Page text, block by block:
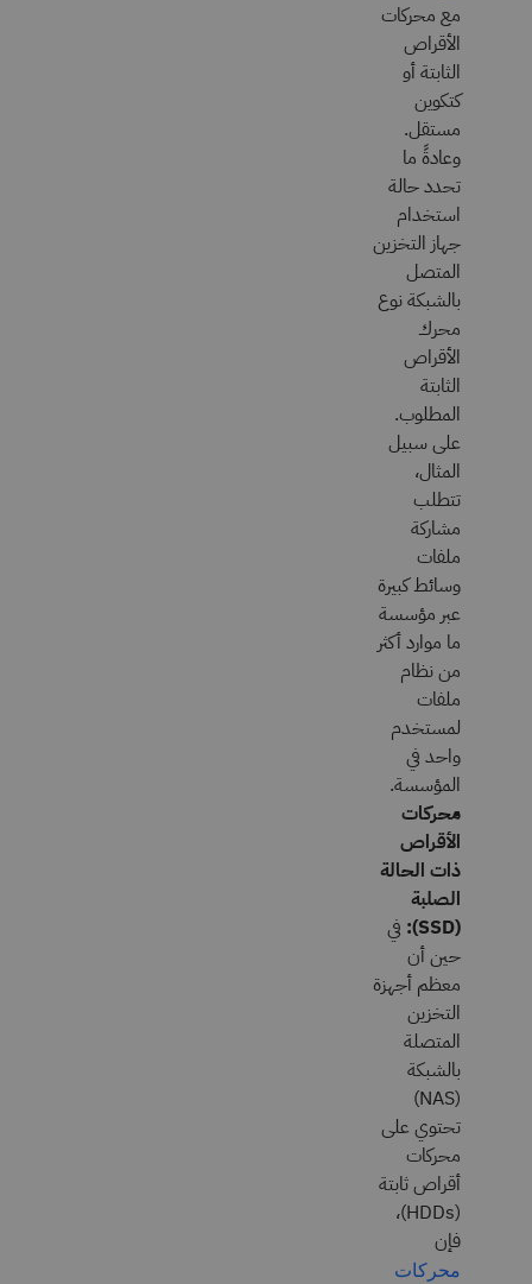
مع محركات
الأقراص
الثابتة أو
كتكوين
مستقل.
وعادةً ما
تحدد حالة
استخدام
جهاز التخزين
المتصل
بالشبكة نوع
محرك
الأقراص
الثابتة
المطلوب.
على سبيل
المثال،
تتطلب
مشاركة
ملفات
وسائط كبيرة
عبر مؤسسة
ما موارد أكثر
من نظام
ملفات
لمستخدم
واحد في
المؤسسة.
محركات
الأقراص
ذات الحالة
الصلبة
(SSD):
في
حين أن
معظم أجهزة
التخزين
المتصلة
بالشبكة
(NAS)
تحتوي على
محركات
أقراص ثابتة
(HDDs)،
فإن
محركات